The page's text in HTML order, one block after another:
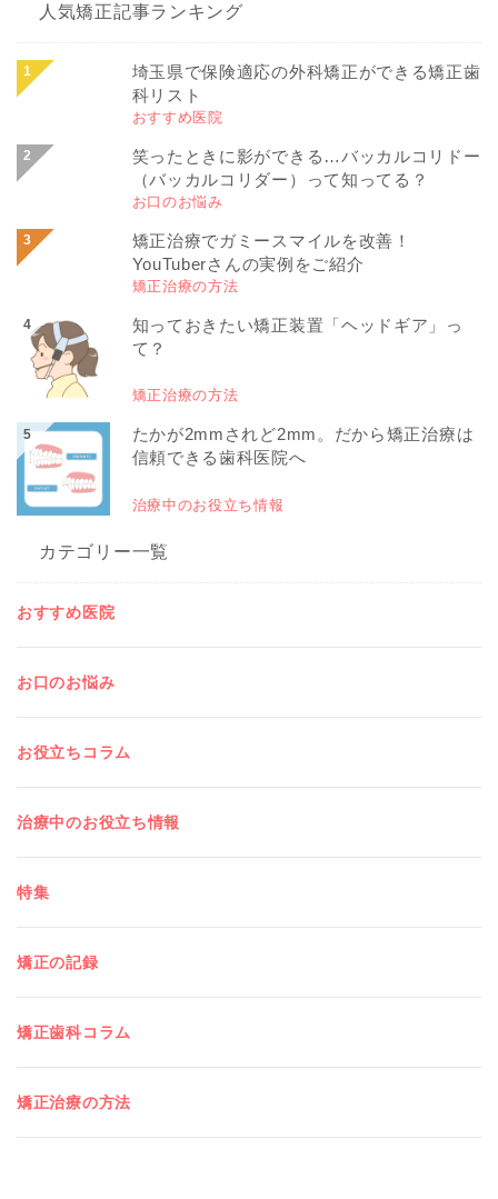
人気矯正記事ランキング
埼玉県で保険適応の外科矯正ができる矯正歯
科リスト
おすすめ医院
笑ったときに影ができる…バッカルコリドー
（バッカルコリダー）って知ってる？
お口のお悩み
矯正治療でガミースマイルを改善！
YouTuberさんの実例をご紹介
矯正治療の方法
知っておきたい矯正装置「ヘッドギア」っ
て？
矯正治療の方法
たかが2mmされど2mm。だから矯正治療は
信頼できる歯科医院へ
治療中のお役立ち情報
カテゴリー一覧
おすすめ医院
お口のお悩み
お役立ちコラム
治療中のお役立ち情報
特集
矯正の記録
矯正歯科コラム
矯正治療の方法